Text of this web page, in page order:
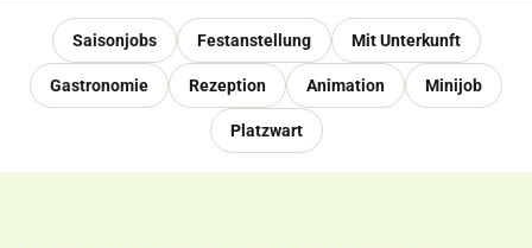
Saisonjobs Festanstellung Mit Unterkunft
Gastronomie Rezeption Animation Minijob
Platzwart